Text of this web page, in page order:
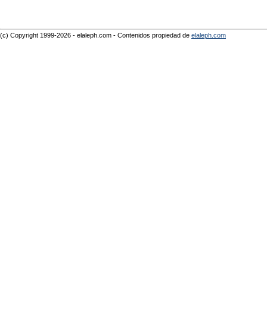
(c) Copyright 1999-2026 - elaleph.com - Contenidos propiedad de elaleph.com